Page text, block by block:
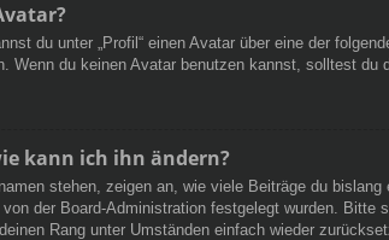
du unter „Profil“ einen Avatar über eine der
Wenn du keinen Avatar benutzen kannst, solltest du
kann ich ihn ändern?
stehen, zeigen an, wie viele Beiträge du
der Board-Administration festgelegt wurden.
Rang unter Umständen einfach wieder